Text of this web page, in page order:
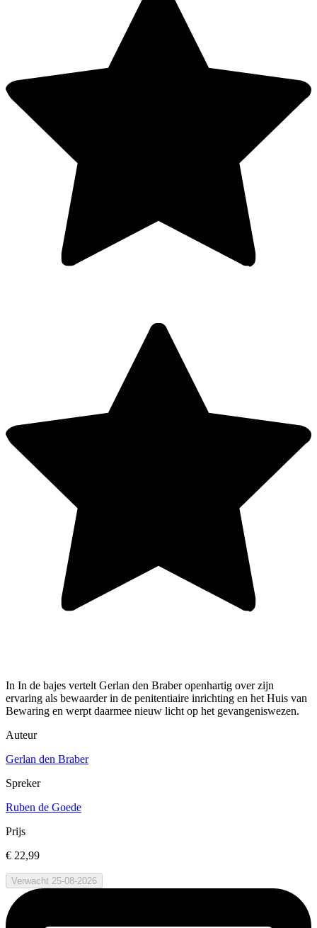
In In de bajes vertelt Gerlan den Braber openhartig over zijn
ervaring als bewaarder in de penitentiaire inrichting en het Huis van
Bewaring en werpt daarmee nieuw licht op het gevangeniswezen.
Auteur
Gerlan den Braber
Spreker
Ruben de Goede
Prijs
€ 22,99
Verwacht 25-08-2026